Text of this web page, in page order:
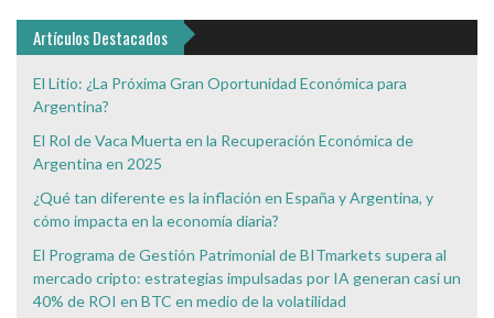
Artículos Destacados
El Litio: ¿La Próxima Gran Oportunidad Económica para
Argentina?
El Rol de Vaca Muerta en la Recuperación Económica de
Argentina en 2025
¿Qué tan diferente es la inflación en España y Argentina, y
cómo impacta en la economía diaria?
El Programa de Gestión Patrimonial de BITmarkets supera al
mercado cripto: estrategias impulsadas por IA generan casi un
40% de ROI en BTC en medio de la volatilidad